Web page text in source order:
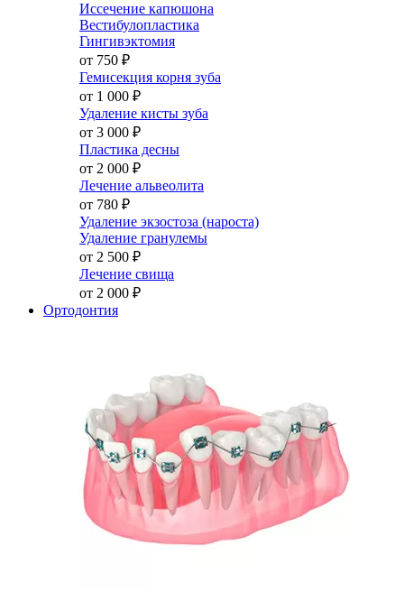
Иссечение капюшона
Вестибулопластика
Гингивэктомия
от 750 ₽
Гемисекция корня зуба
от 1 000 ₽
Удаление кисты зуба
от 3 000 ₽
Пластика десны
от 2 000 ₽
Лечение альвеолита
от 780 ₽
Удаление экзостоза (нароста)
Удаление гранулемы
от 2 500 ₽
Лечение свища
от 2 000 ₽
Ортодонтия